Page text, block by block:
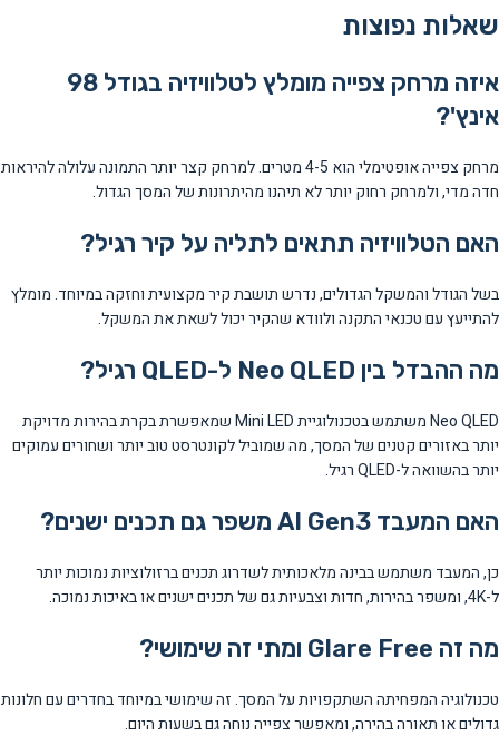
שאלות נפוצות
איזה מרחק צפייה מומלץ לטלוויזיה בגודל 98
אינץ'?
מרחק צפייה אופטימלי הוא 4-5 מטרים. למרחק קצר יותר התמונה עלולה להיראות
חדה מדי, ולמרחק רחוק יותר לא תיהנו מהיתרונות של המסך הגדול.
האם הטלוויזיה תתאים לתליה על קיר רגיל?
בשל הגודל והמשקל הגדולים, נדרש תושבת קיר מקצועית וחזקה במיוחד. מומלץ
להתייעץ עם טכנאי התקנה ולוודא שהקיר יכול לשאת את המשקל.
מה ההבדל בין Neo QLED ל-QLED רגיל?
Neo QLED משתמש בטכנולוגיית Mini LED שמאפשרת בקרת בהירות מדויקת
יותר באזורים קטנים של המסך, מה שמוביל לקונטרסט טוב יותר ושחורים עמוקים
יותר בהשוואה ל-QLED רגיל.
האם המעבד AI Gen3 משפר גם תכנים ישנים?
כן, המעבד משתמש בבינה מלאכותית לשדרוג תכנים ברזולוציות נמוכות יותר
ל-4K, ומשפר בהירות, חדות וצבעיות גם של תכנים ישנים או באיכות נמוכה.
מה זה Glare Free ומתי זה שימושי?
טכנולוגיה המפחיתה השתקפויות על המסך. זה שימושי במיוחד בחדרים עם חלונות
גדולים או תאורה בהירה, ומאפשר צפייה נוחה גם בשעות היום.